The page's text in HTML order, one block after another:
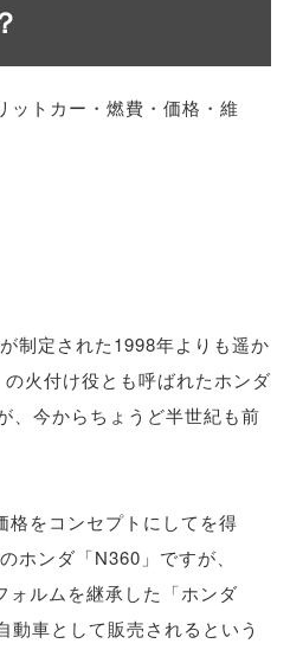
制定された1998年よりも遥か
火付け役とも呼ばれたホンダ
、今からちょうど半世紀も前
格をコンセプトにしてを得
ホンダ「N360」ですが、
ォルムを継承した「ホンダ
動車として販売されるという